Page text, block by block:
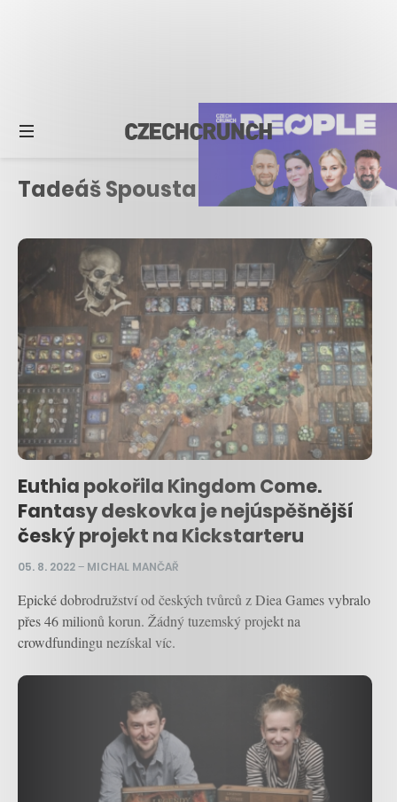
Tadeáš Spousta
Euthia pokořila Kingdom Come.
Fantasy deskovka je nejúspěšnější
český projekt na Kickstarteru
05. 8. 2022– MICHAL MANČAŘ
Epické dobrodružství od českých tvůrců z Diea Games vybralo
přes 46 milionů korun. Žádný tuzemský projekt na
crowdfundingu nezískal víc.